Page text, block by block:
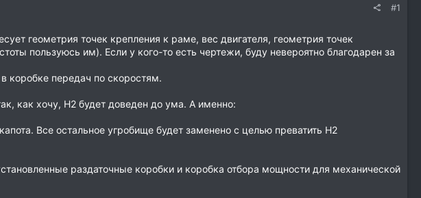
#1
геометрия точек крепления к раме, вес двигателя, геометрия точек
пользуюсь им). Если у кого-то есть чертежи, буду невероятно благодарен за
коробке передач по скоростям.
как хочу, Н2 будет доведен до ума. А именно:
Все остальное угробище будет заменено с целью преватить Н2
раздаточные коробки и коробка отбора мощности для механической